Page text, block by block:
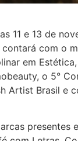
11 e 13 de
com o
em
o 5°
Artist Brasil e
presentes